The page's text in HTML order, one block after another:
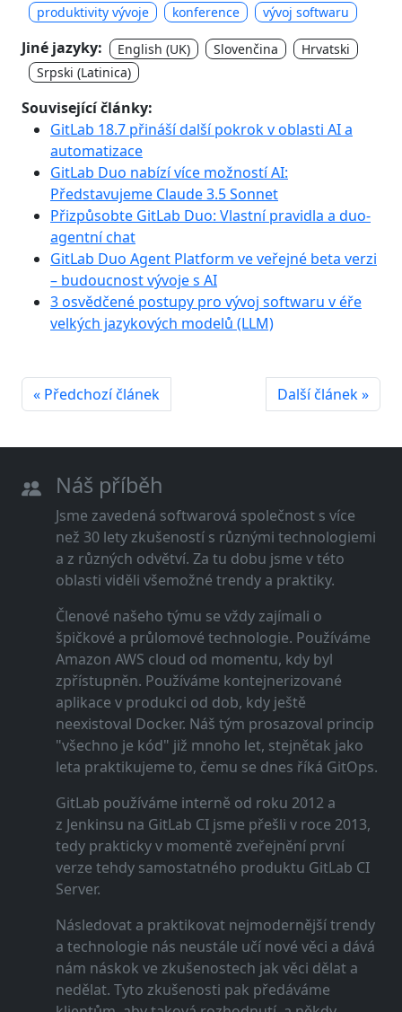
produktivity vývoje
konference vývoj softwaru
Jiné jazyky: English (UK) Slovenčina
Hrvatski
Srpski (Latinica)
Související články:
GitLab 18.7 přináší další pokrok v oblasti AI a
automatizace
GitLab Duo nabízí více možností AI:
Představujeme Claude 3.5 Sonnet
Přizpůsobte GitLab Duo: Vlastní pravidla a duo-
agentní chat
GitLab Duo Agent Platform ve veřejné beta verzi
– budoucnost vývoje s AI
3 osvědčené postupy pro vývoj softwaru v éře
velkých jazykových modelů (LLM)
« Předchozí článek Další článek »
Náš příběh
Jsme zavedená softwarová společnost s více
než 30 lety zkušeností s různými technologiemi
a z různých odvětví. Za tu dobu jsme v této
oblasti viděli všemožné trendy a praktiky.
Členové našeho týmu se vždy zajímali o
špičkové a průlomové technologie. Používáme
Amazon AWS cloud od momentu, kdy byl
zpřístupněn. Používáme kontejnerizované
aplikace v produkci od dob, kdy ještě
neexistoval Docker. Náš tým prosazoval princip
"všechno je kód" již mnoho let, stejnětak jako
leta praktikujeme to, čemu se dnes říká GitOps.
GitLab používáme interně od roku 2012 a
z Jenkinsu na GitLab CI jsme přešli v roce 2013,
tedy prakticky v momentě zveřejnění první
verze tehdy samostatného produktu GitLab CI
Server.
Následovat a praktikovat nejmodernější trendy
a technologie nás neustále učí nové věci a dává
nám náskok ve zkušenostech jak věci dělat a
nedělat. Tyto zkušenosti pak předáváme